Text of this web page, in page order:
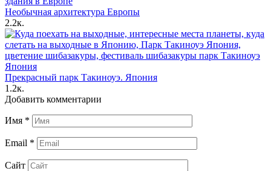
Необычная архитектура Европы
2.2к.
Прекрасный парк Такиноуэ. Япония
1.2к.
Добавить комментарии
Имя *
Email *
Сайт